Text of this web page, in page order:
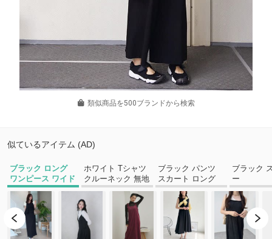
類似商品を500ブランドから検索